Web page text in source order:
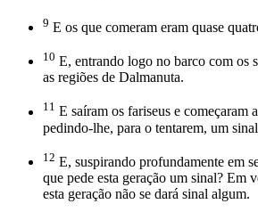
9 E os que comeram eram quase
10 E, entrando logo no barco com os
as regiões de Dalmanuta.
11 E saíram os fariseus e começaram
pedindo-lhe, para o tentarem, um
12 E, suspirando profundamente em
que pede esta geração um sinal? Em
esta geração não se dará sinal algum.